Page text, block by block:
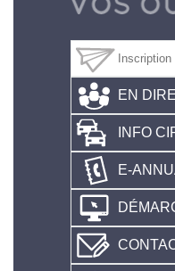
EN
INFO
E-